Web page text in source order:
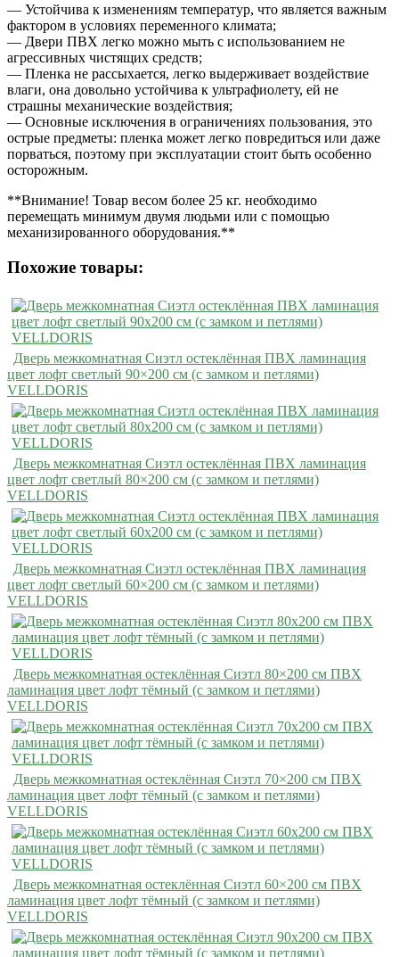
— Устойчива к изменениям температур, что является важным
фактором в условиях переменного климата;
— Двери ПВХ легко можно мыть с использованием не
агрессивных чистящих средств;
— Пленка не рассыхается, легко выдерживает воздействие
влаги, она довольно устойчива к ультрафиолету, ей не
страшны механические воздействия;
— Основные исключения в ограничениях пользования, это
острые предметы: пленка может легко повредиться или даже
порваться, поэтому при эксплуатации стоит быть особенно
осторожным.
**Внимание! Товар весом более 25 кг. необходимо
перемещать минимум двумя людьми или с помощью
механизированного оборудования.**
Похожие товары:
Дверь межкомнатная Сиэтл остеклённая ПВХ ламинация
цвет лофт светлый 90×200 см (с замком и петлями)
VELLDORIS
Дверь межкомнатная Сиэтл остеклённая ПВХ ламинация
цвет лофт светлый 80×200 см (с замком и петлями)
VELLDORIS
Дверь межкомнатная Сиэтл остеклённая ПВХ ламинация
цвет лофт светлый 60×200 см (с замком и петлями)
VELLDORIS
Дверь межкомнатная остеклённая Сиэтл 80×200 см ПВХ
ламинация цвет лофт тёмный (с замком и петлями)
VELLDORIS
Дверь межкомнатная остеклённая Сиэтл 70×200 см ПВХ
ламинация цвет лофт тёмный (с замком и петлями)
VELLDORIS
Дверь межкомнатная остеклённая Сиэтл 60×200 см ПВХ
ламинация цвет лофт тёмный (с замком и петлями)
VELLDORIS